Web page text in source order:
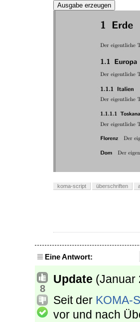
Ausgabe erzeugen
koma-script überschriften
Eine Antwort:
8
Update (Januar
Seit der KOMA-
vor und nach